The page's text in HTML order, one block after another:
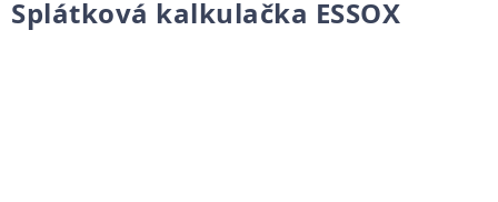
Splátková kalkulačka ESSOX